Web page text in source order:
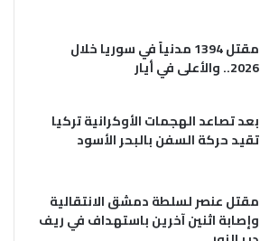
مقتل 1394 مدنياً في سوريا خلال
2026.. والأعلى في أيار
بعد تصاعد الهجمات الأوكرانية تركيا
تقيد حركة السفن بالبحر الأسود
مقتل عنصر لسلطة دمشق الانتقالية
وإصابة اثنين آخرين باستهداف في ريف